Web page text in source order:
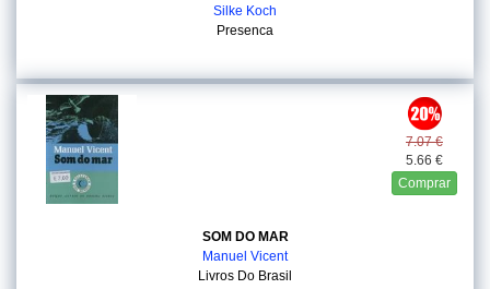
Silke Koch
Presenca
7.07 €
5.66 €
Comprar
SOM DO MAR
Manuel Vicent
Livros Do Brasil